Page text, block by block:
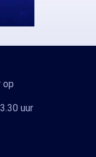
op
uur